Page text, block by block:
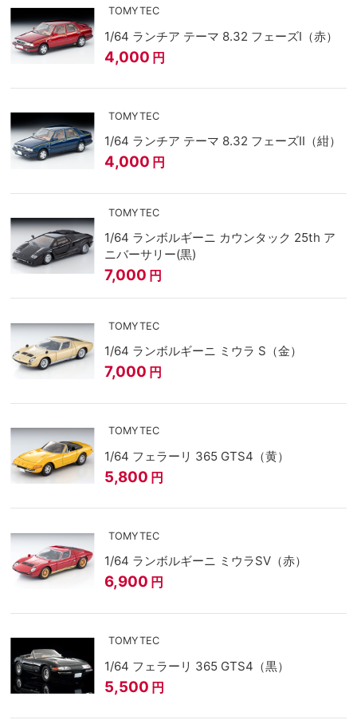
TOMYTEC
1/64 ランチア テーマ 8.32 フェーズI（赤）
4,000 円
TOMYTEC
1/64 ランチア テーマ 8.32 フェーズII（紺）
4,000 円
TOMYTEC
1/64 ランボルギーニ カウンタック 25th ア
ニバーサリー(黒)
7,000 円
TOMYTEC
1/64 ランボルギーニ ミウラ S（金）
7,000 円
TOMYTEC
1/64 フェラーリ 365 GTS4（黄）
5,800 円
TOMYTEC
1/64 ランボルギーニ ミウラSV（赤）
6,900 円
TOMYTEC
1/64 フェラーリ 365 GTS4（黒）
5,500 円